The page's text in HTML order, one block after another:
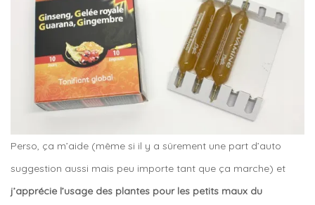
Perso, ça m’aide (même si il y a sûrement une part d’auto
suggestion aussi mais peu importe tant que ça marche) et
j’apprécie l’usage des plantes pour les petits maux du